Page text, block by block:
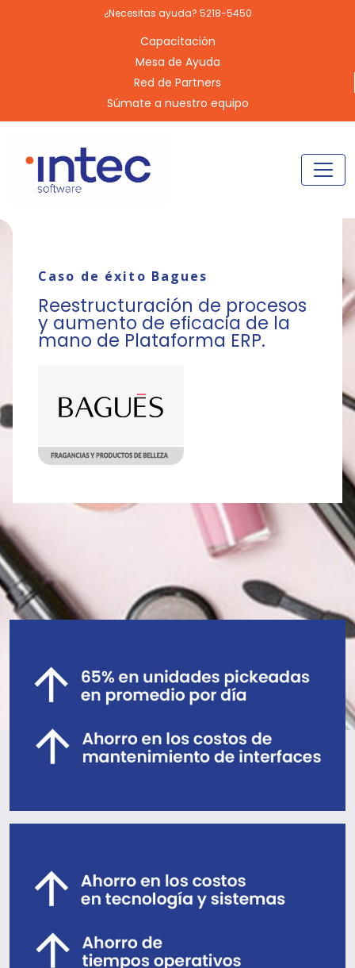
¿Necesitas ayuda? 5218-5450
Capacitación
Mesa de Ayuda
Red de Partners
Súmate a nuestro equipo
Caso de éxito Bagues
Reestructuración de procesos
y aumento de eficacia de la
mano de Plataforma ERP.